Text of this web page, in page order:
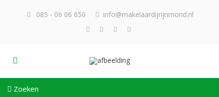
085 - 06 06 650 info@makelaardijrijnmond.nl
Zoeken